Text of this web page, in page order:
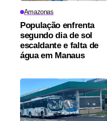
Amazonas
População enfrenta
segundo dia de sol
escaldante e falta de
água em Manaus